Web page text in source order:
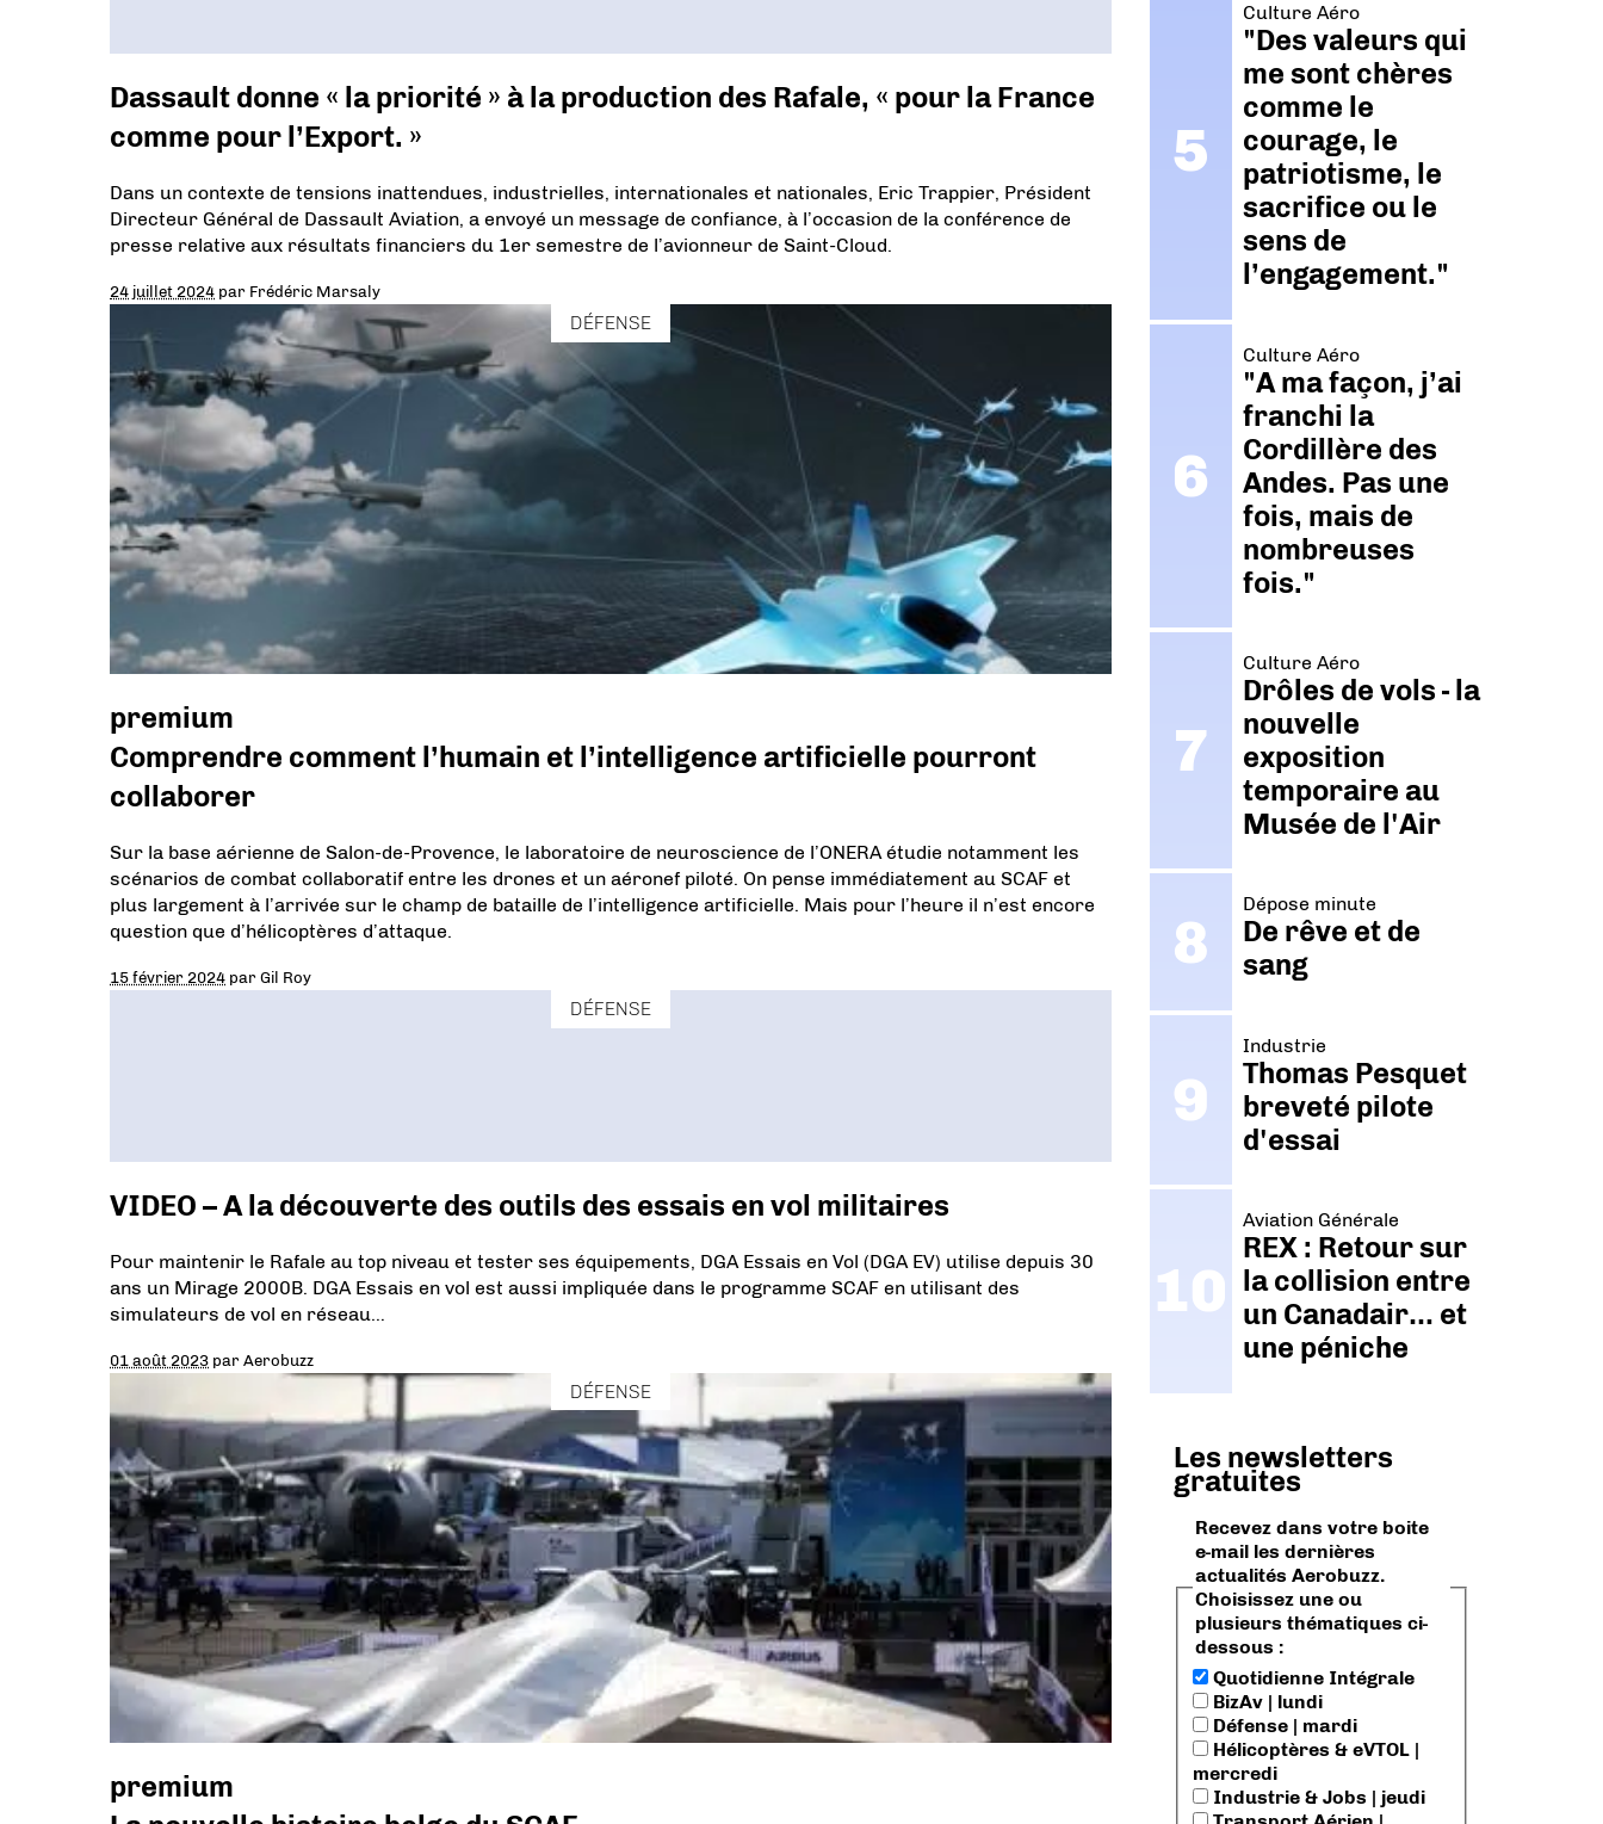
Dassault donne « la priorité » à la production des Rafale, « pour la France
comme pour l’Export. »
Dans un contexte de tensions inattendues, industrielles, internationales et nationales, Eric Trappier, Président
Directeur Général de Dassault Aviation, a envoyé un message de confiance, à l’occasion de la conférence de
presse relative aux résultats financiers du 1er semestre de l’avionneur de Saint-Cloud.
24 juillet 2024 par Frédéric Marsaly
DÉFENSE
premium
Comprendre comment l’humain et l’intelligence artificielle pourront
collaborer
Sur la base aérienne de Salon-de-Provence, le laboratoire de neuroscience de l’ONERA étudie notamment les
scénarios de combat collaboratif entre les drones et un aéronef piloté. On pense immédiatement au SCAF et
plus largement à l’arrivée sur le champ de bataille de l’intelligence artificielle. Mais pour l’heure il n’est encore
question que d’hélicoptères d’attaque.
15 février 2024 parGil Roy
DÉFENSE
VIDEO – A la découverte des outils des essais en vol militaires
Pour maintenir le Rafale au top niveau et tester ses équipements, DGA Essais en Vol (DGA EV) utilise depuis 30
ans un Mirage 2000B. DGA Essais en vol est aussi impliquée dans le programme SCAF en utilisant des
simulateurs de vol en réseau…
01 août 2023 parAerobuzz
DÉFENSE
premium
Culture Aéro
"Des valeurs qui
me sont chères
comme le
courage, le
patriotisme, le
sacrifice ou le
sens de
l’engagement."
Culture Aéro
"A ma façon, j’ai
franchi la
Cordillère des
Andes. Pas une
fois, mais de
nombreuses
fois."
Culture Aéro
Drôles de vols - la
nouvelle
exposition
temporaire au
Musée de l'Air
Dépose minute
De rêve et de
sang
Industrie
Thomas Pesquet
breveté pilote
d'essai
Aviation Générale
REX : Retour sur
la collision entre
un Canadair… et
une péniche
Les newsletters
gratuites
Recevez dans votre boite
e-mail les dernières
actualités Aerobuzz.
Choisissez une ou
plusieurs thématiques ci-
dessous :
Quotidienne Intégrale
BizAv | lundi
Défense | mardi
Hélicoptères & eVTOL |
mercredi
Industrie & Jobs | jeudi